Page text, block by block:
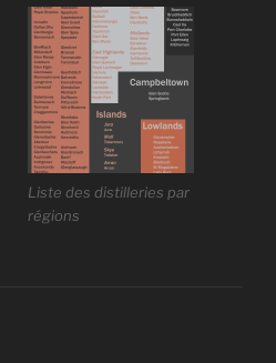
Liste des distilleries par
régions